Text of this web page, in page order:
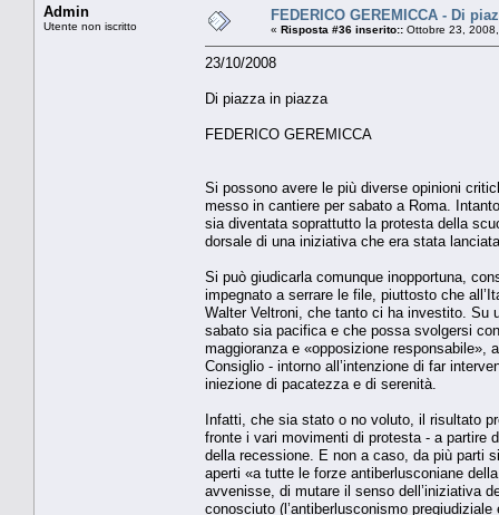
Admin
Utente non iscritto
FEDERICO GEREMICCA - Di
« Risposta #36 inserito:: Ottobre 23,
23/10/2008
Di piazza in piazza
FEDERICO GEREMICCA
Si possono avere le più diverse opinioni
messo in cantiere per sabato a Roma.
sia diventata soprattutto la protesta della
dorsale di una iniziativa che era stata
Si può giudicarla comunque inopportuna,
impegnato a serrare le file, piuttosto che
Walter Veltroni, che tanto ci ha investito. Su
sabato sia pacifica e che possa svolgersi
maggioranza e «opposizione responsabile»,
Consiglio - intorno all’intenzione di far
iniezione di pacatezza e di serenità.
Infatti, che sia stato o no voluto, il risultato
fronte i vari movimenti di protesta - a partire
della recessione. E non a caso, da più parti
aperti «a tutte le forze antiberlusconiane
avvenisse, di mutare il senso dell’iniziativa
conosciuto (l’antiberlusconismo